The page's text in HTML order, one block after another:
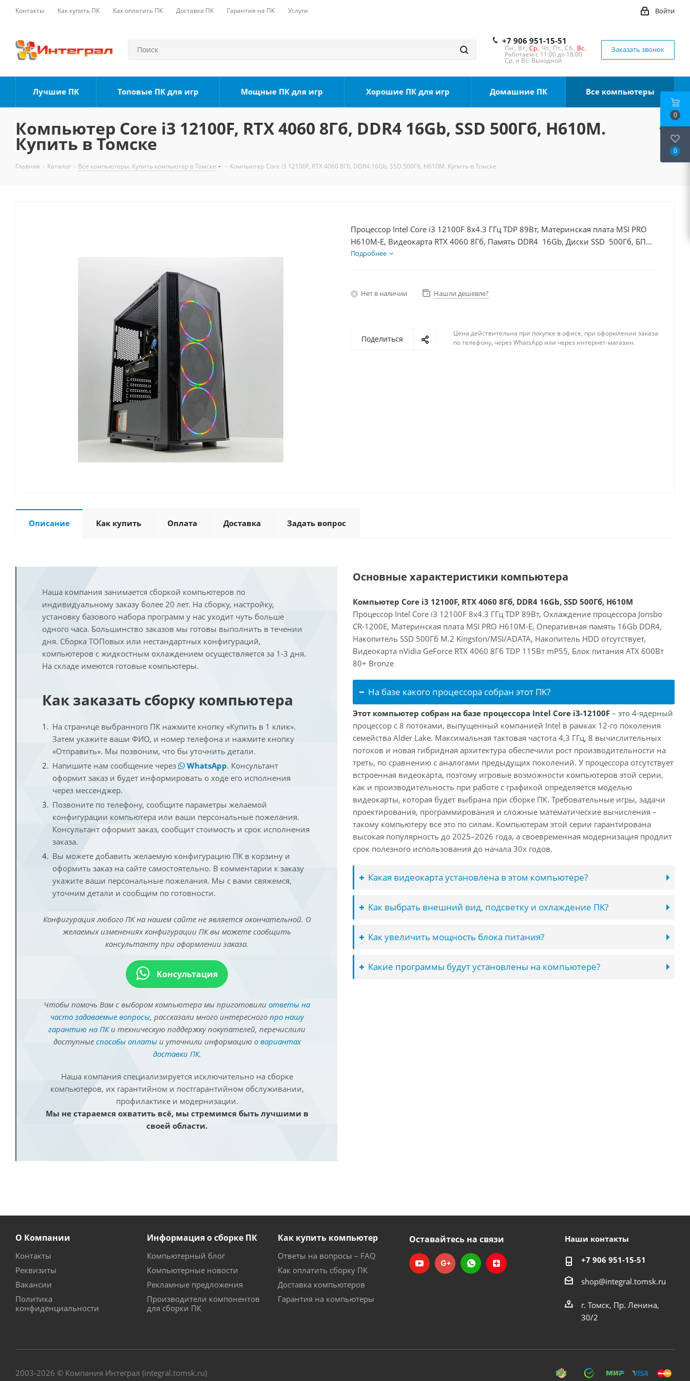
Контакты Как купить ПК Как оплатить ПК Доставка ПК Гарантия на ПК Услуги Войти
+7 906 951-15-51
Пн., Вт., Ср., Чт., Пт., Сб., Вс.
Работаем с 11:00 до 18:00
Ср. и Вс. Выходной
Заказать звонок
Лучшие ПК Топовые ПК для игр Мощные ПК для игр Хорошие ПК для игр Домашние ПК Все компьютеры
Компьютер Core i3 12100F, RTX 4060 8Гб, DDR4 16Gb, SSD 500Гб, H610M.
Купить в Томске
Главная - Каталог - Все компьютеры. Купить компьютер в Томске - Компьютер Core i3 12100F, RTX 4060 8Гб, DDR4 16Gb, SSD 500Гб, H610M. Купить в Томске
Процессор Intel Core i3 12100F 8x4.3 ГГц TDP 89Вт, Материнская плата MSI PRO
H610M-E, Видеокарта RTX 4060 8Гб, Память DDR4 16Gb, Диски SSD 500Гб, БП
600Вт
Подробнее
Нет в наличии Нашли дешевле?
Поделиться
Цена действительна при покупке в офисе, при оформлении заказа
по телефону, через WhatsApp или через интернет-магазин.
Описание Как купить Оплата Доставка Задать вопрос
Наша компания занимается сборкой компьютеров по
индивидуальному заказу более 20 лет. На сборку, настройку,
установку базового набора программ у нас уходит чуть больше
одного часа. Большинство заказов мы готовы выполнить в течении
дня. Сборка ТОПовых или нестандартных конфигураций,
компьютеров с жидкостным охлаждением осуществляется за 1-3 дня.
На складе имеются готовые компьютеры.
Как заказать сборку компьютера
На странице выбранного ПК нажмите кнопку «Купить в 1 клик».
Затем укажите ваши ФИО, и номер телефона и нажмите кнопку
«Отправить». Мы позвоним, что бы уточнить детали.
Напишите нам сообщение через
WhatsApp. Консультант
оформит заказ и будет информировать о ходе его исполнения
через мессенджер.
Позвоните по телефону, сообщите параметры желаемой
конфигурации компьютера или ваши персональные пожелания.
Консультант оформит заказ, сообщит стоимость и срок исполнения
заказа.
Вы можете добавить желаемую конфигурацию ПК в корзину и
оформить заказ на сайте самостоятельно. В комментарии к заказу
укажите ваши персональные пожелания. Мы с вами свяжемся,
уточним детали и сообщим по готовности.
Конфигурация любого ПК на нашем сайте не является окончательной. О
желаемых изменениях конфигурации ПК вы можете сообщить
консультанту при оформлении заказа.
Консультация
Чтобы помочь Вам с выбором компьютера мы приготовили ответы на
часто задаваемые вопросы, рассказали много интересного про нашу
гарантию на ПКи техническую поддержку покупателей, перечислили
доступные способы оплатыи уточнили информацию о вариантах
доставки ПК.
Наша компания специализируется исключительно на сборке
компьютеров, их гарантийном и постгарантийном обслуживании,
профилактике и модернизации.
Мы не стараемся охватить всё, мы стремимся быть лучшими в
своей области.
Основные характеристики компьютера
Компьютер Core i3 12100F, RTX 4060 8Гб, DDR4 16Gb, SSD 500Гб, H610M
Процессор Intel Core i3 12100F 8x4.3 ГГц TDP 89Вт, Охлаждение процессора Jonsbo
CR-1200E, Материнская плата MSI PRO H610M-E, Оперативная память 16Gb DDR4,
Накопитель SSD 500Гб M.2 Kingston/MSI/ADATA, Накопитель HDD отсутствует,
Видеокарта nVidia GeForce RTX 4060 8Гб TDP 115Вт mP55, Блок питания ATX 600Вт
80+ Bronze
На базе какого процессора собран этот ПК?
Этот компьютер собран на базе процессора Intel Core i3-12100F – это 4-ядерный
процессор с 8 потоками, выпущенный компанией Intel в рамках 12-го поколения
семейства Alder Lake. Максимальная тактовая частота 4,3 ГГц, 8 вычислительных
потоков и новая гибридная архитектура обеспечили рост производительности на
треть, по сравнению с аналогами предыдущих поколений. У процессора отсутствует
встроенная видеокарта, поэтому игровые возможности компьютеров этой серии,
как и производительность при работе с графикой определяется моделью
видеокарты, которая будет выбрана при сборке ПК. Требовательные игры, задачи
проектирования, программирования и сложные математические вычисления –
такому компьютеру все это по силам. Компьютерам этой серии гарантирована
высокая популярность до 2025–2026 года, а своевременная модернизация продлит
срок полезного использования до начала 30х годов.
Какая видеокарта установлена в этом компьютере?
Как выбрать внешний вид, подсветку и охлаждение ПК?
Как увеличить мощность блока питания?
Какие программы будут установлены на компьютере?
О Компании
Контакты
Реквизиты
Вакансии
Политика
конфиденциальности
Информация о сборке ПК
Компьютерный блог
Компьютерные новости
Рекламные предложения
Производители компонентов
для сборки ПК
Как купить компьютер
Ответы на вопросы – FAQ
Как оплатить сборку ПК
Доставка компьютеров
Гарантия на компьютеры
Оставайтесь на связи Наши контакты
+7 906 951-15-51
shop@integral.tomsk.ru
г. Томск, Пр. Ленина,
30/2
2003-2026 © Компания Интеграл (integral.tomsk.ru)
0
0